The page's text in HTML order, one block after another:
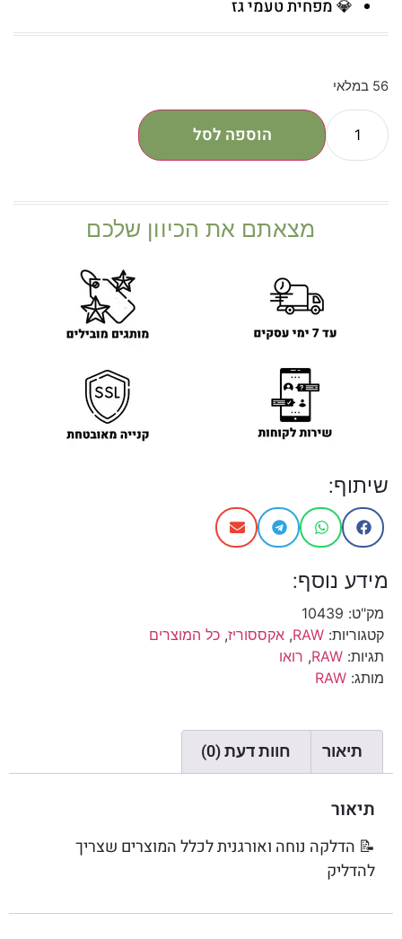
💎 מפחית טעמי גז
56 במלאי
הוספה לסל
מצאתם את הכיוון שלכם
שיתוף:
מידע נוסף:
מק"ט: 10439
קטגוריות: RAW
, אקססוריז, כל המוצרים
תגיות: RAW
, רואו
מותג: RAW
תיאור חוות דעת (0)
תיאור
📝 הדלקה נוחה ואורגנית לכלל המוצרים שצריך
להדליק